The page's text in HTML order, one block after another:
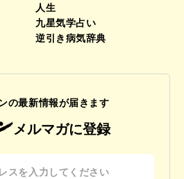
人生
九星気学占い
逆引き病気辞典
の最新情報が届きます
メルマガに登録